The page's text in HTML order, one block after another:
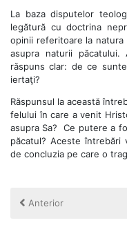
La baza disputelor
legătură cu doctrina
opinii referitoare la natura
asupra naturii
răspuns clar: de ce
iertaţi?
Răspunsul la această
felului în care a venit
asupra Sa? Ce putere a
păcatul? Aceste
de concluzia pe care o
Anterior